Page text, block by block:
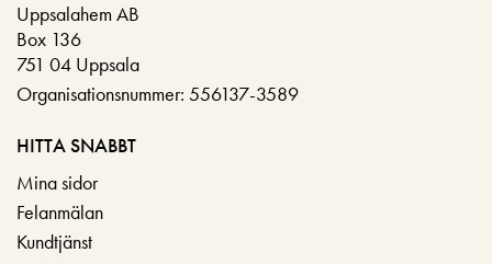
Uppsalahem AB
Box 136
751 04 Uppsala
Organisationsnummer: 556137-3589
HITTA SNABBT
Mina sidor
Felanmälan
Kundtjänst